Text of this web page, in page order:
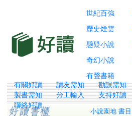
世紀百強
歷史煙雲
懸疑小說
奇幻小說
有聲書籍
有關好讀 讀友需知
勘誤需知
製書需知
分工輸入
支持好讀
聯絡好讀
小說園地 書目